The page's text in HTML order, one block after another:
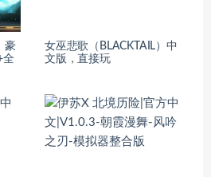
豪
全
女巫悲歌（BLACKTAIL）中
文版，直接玩